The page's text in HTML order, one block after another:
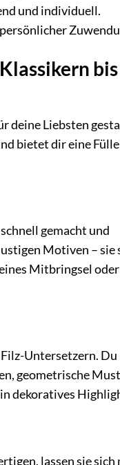
und individuell.
bis
deine Liebsten
bietet dir eine Fülle
gemacht und
Motiven – sie
Mitbringsel oder
Untersetzern. Du
geometrische
dekoratives
lassen sie sich